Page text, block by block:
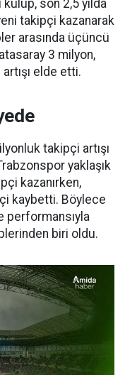
kulüp, son 2,5 yılda
takipçi kazanarak
arasında üçüncü
3 milyon,
elde etti.
takipçi artışı
yaklaşık
kazanırken,
kaybetti. Böylece
performansıyla
biri oldu.